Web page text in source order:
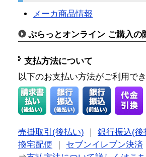
メーカ商品情報
ぷらっとオンライン ご購入の
支払方法について
以下のお支払い方法がご利用で
売掛取引(後払い)
銀行振込(後
換宅配便
セブンイレブン決済